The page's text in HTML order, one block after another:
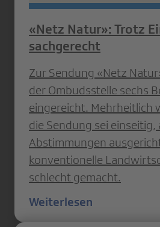
«Netz Natur»: Trotz
sachgerecht
Zur Sendung «Netz
der Ombudsstelle sechs
eingereicht. Mehrheitlich
die Sendung sei
Abstimmungen
konventionelle
schlecht gemacht.
Weiterlesen